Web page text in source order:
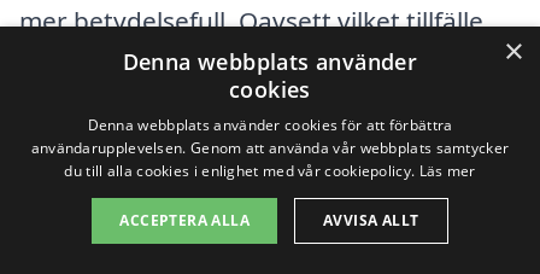
mer betydelsefull. Oavsett vilket tillfälle
det gäller, kan ett blomsterbud sprida
glädje och värme och vara den perfekta
presenten för att uttrycka dina känslor.
Genom att använda tjänsten på
×
Denna webbplats använder
cookies
Denna webbplats använder cookies för att förbättra
användarupplevelsen. Genom att använda vår webbplats samtycker
du till alla cookies i enlighet med vår cookiepolicy. Läs mer
ACCEPTERA ALLA AVVISA ALLT